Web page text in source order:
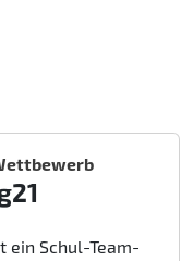
ein Schul-Team-